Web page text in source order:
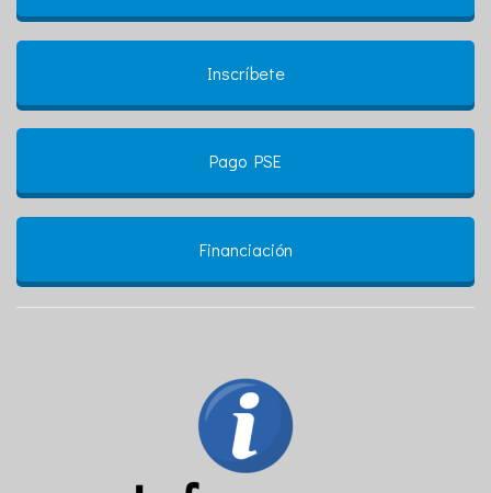
Inscríbete
Pago PSE
Financiación